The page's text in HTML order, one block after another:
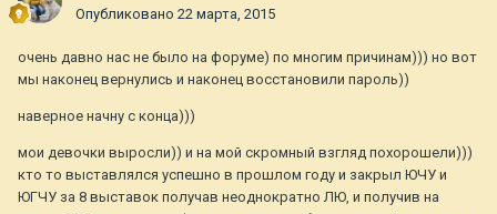
Опубликовано 22 марта, 2015
очень давно нас не было на форуме) по многим причинам))) но вот
мы наконец вернулись и наконец восстановили пароль))
наверное начну с конца)))
мои девочки выросли)) и на мой скромный взгляд похорошели)))
кто то выставлялся успешно в прошлом году и закрыл ЮЧУ и
ЮГЧУ за 8 выставок получав неоднократно ЛЮ, и получив на